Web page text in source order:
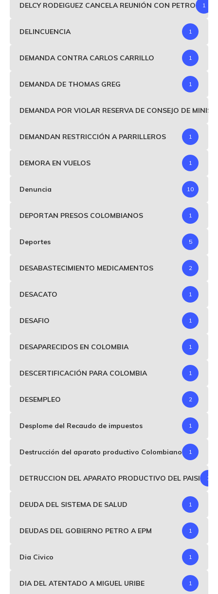
DELCY RODEIGUEZ CANCELA REUNIÓN CON PETRO 1
DELINCUENCIA 1
DEMANDA CONTRA CARLOS CARRILLO 1
DEMANDA DE THOMAS GREG 1
DEMANDA POR VIOLAR RESERVA DE CONSEJO DE
DEMANDAN RESTRICCIÓN A PARRILLEROS 1
DEMORA EN VUELOS 1
Denuncia 10
DEPORTAN PRESOS COLOMBIANOS 1
Deportes 5
DESABASTECIMIENTO MEDICAMENTOS 2
DESACATO 1
DESAFIO 1
DESAPARECIDOS EN COLOMBIA 1
DESCERTIFICACIÓN PARA COLOMBIA 1
DESEMPLEO 2
Desplome del Recaudo de impuestos 1
Destrucción del aparato productivo Colombiano 1
DETRUCCION DEL APARATO PRODUCTIVO DEL PAISI 1
DEUDA DEL SISTEMA DE SALUD 1
DEUDAS DEL GOBIERNO PETRO A EPM 1
Dia Civico 1
DIA DEL ATENTADO A MIGUEL URIBE 1